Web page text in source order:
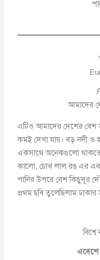
আমাদের
এটিও আমাদের দেশের বেশ
কমই দেখা যায়। বড় নদী ও
একসাথে অনেকগুলো থাকতে
কালো, চোখ লাল রঙ এর
পানির উপরে বেশ কিছুদূর
প্রথম ছবি তুলেছিলাম ঢাকার
এদেশে